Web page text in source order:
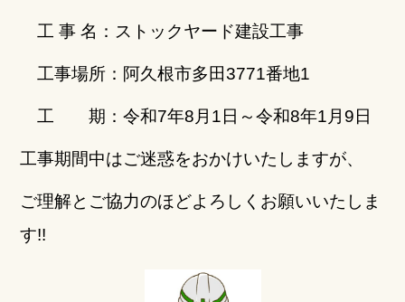
工 事 名：ストックヤード建設工事
工事場所：阿久根市多田3771番地1
工 期：令和7年8月1日～令和8年1月9日
工事期間中はご迷惑をおかけいたしますが、
ご理解とご協力のほどよろしくお願いいたしま
す!!